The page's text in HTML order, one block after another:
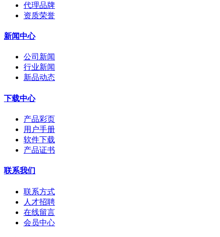
代理品牌
资质荣誉
新闻中心
公司新闻
行业新闻
新品动态
下载中心
产品彩页
用户手册
软件下载
产品证书
联系我们
联系方式
人才招聘
在线留言
会员中心